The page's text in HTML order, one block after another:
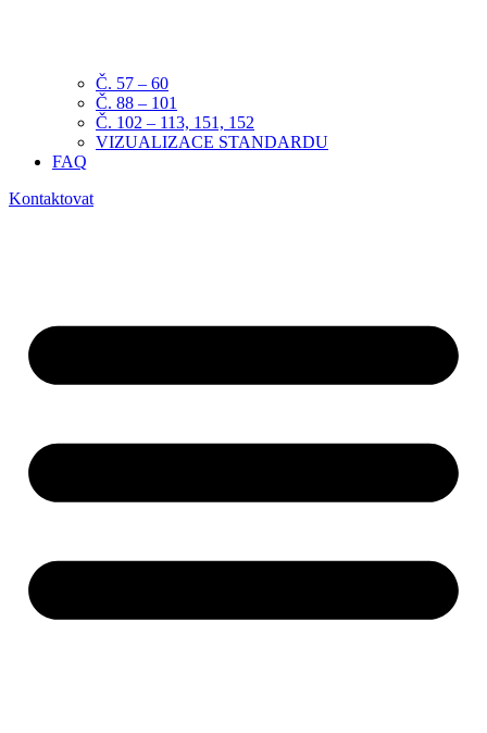
Č. 57 – 60
Č. 88 – 101
Č. 102 – 113, 151, 152
VIZUALIZACE STANDARDU
FAQ
Kontaktovat